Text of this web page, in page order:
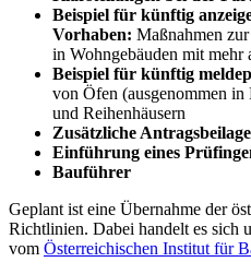
Beispiel für künftig
Vorhaben: Maßnahmen
in Wohngebäuden mit mehr
Beispiel für künftig
von Öfen (ausgenommen
und Reihenhäusern
Zusätzliche
Einführung eines
Bauführer
Geplant ist eine Übernahme der
Richtlinien. Dabei handelt es sich
vom Österreichischen Institut für